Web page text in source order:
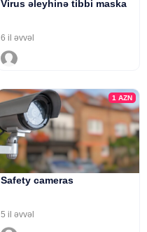
Virus əleyhinə tibbi maska
6 il əvvəl
1 AZN
Safety cameras
5 il əvvəl